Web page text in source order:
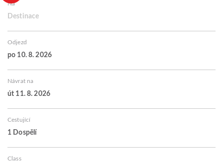
Na
Destinace
Odjezd
po 10. 8. 2026
Návrat na
út 11. 8. 2026
Cestující
1 Dospělí
Class